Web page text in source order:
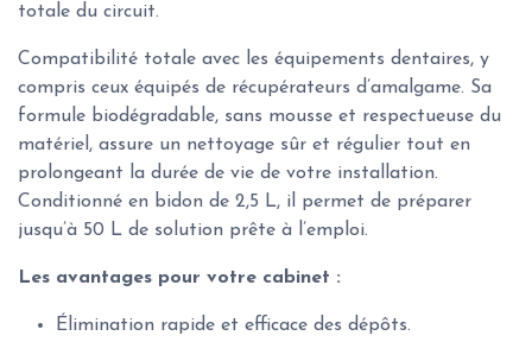
totale du circuit.
Compatibilité totale avec les équipements dentaires, y
compris ceux équipés de récupérateurs d’amalgame. Sa
formule biodégradable, sans mousse et respectueuse du
matériel, assure un nettoyage sûr et régulier tout en
prolongeant la durée de vie de votre installation.
Conditionné en bidon de 2,5 L, il permet de préparer
jusqu’à 50 L de solution prête à l’emploi.
Les avantages pour votre cabinet :
Élimination rapide et efficace des dépôts.